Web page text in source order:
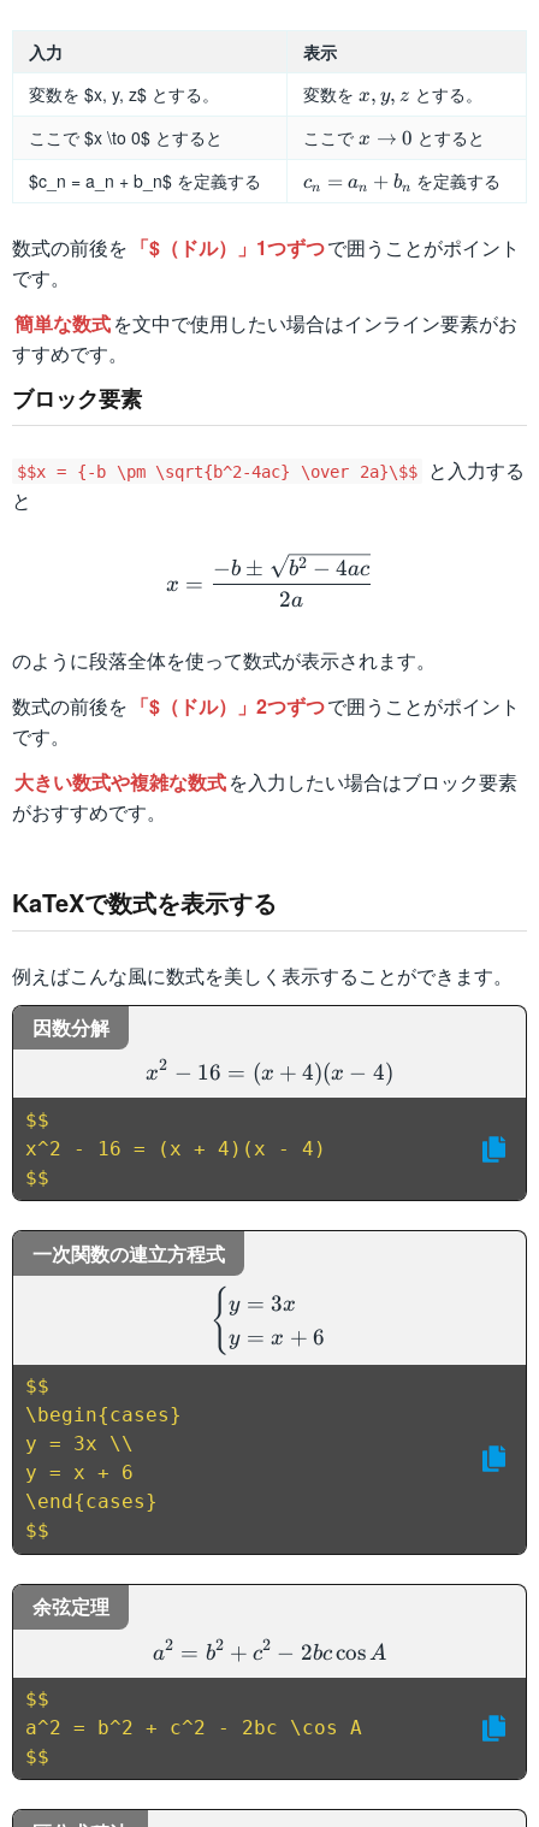
入力
表示
変数を $x, y, z$ とする。
変数を x,
y,
z
x, y, z とする。
ここで $x \to 0$ とすると
ここで x
\to
0
x → 0 とすると
$c_n = a_n + b_n$ を定義する
c_n
=
+
cn = an + bn を定義する
数式の前後を 「$（ドル）」1つずつで囲うことがポイント
です。
簡単な数式を文中で使用したい場合はインライン要素がお
すすめです。
ブロック要素
$$x = {-b \pm \sqrt{b^2-4ac} \over 2a}\$$
と入力する
と
x = {-b \pm \sqrt{b^2-
x =
2a
−b ± b2 − 4ac
のように段落全体を使って数式が表示されます。
数式の前後を 「$（ドル）」2つずつで囲うことがポイント
です。
大きい数式や複雑な数式を入力したい場合はブロック要素
がおすすめです。
KaTeXで数式を表示する
例えばこんな風に数式を美しく表示することができます。
因数分解
x^2 - 16 = (x + 4)(x - 4)
x2 − 16 = (x + 4)(x − 4)
$$
x^2 - 16 = (x + 4)(x - 4)
$$
一次関数の連立方程式
\begin{cases} y = 3x \\ y
{ y = 3x
y = x + 6
$$
\begin{cases}
y = 3x \\
y = x + 6
\end{cases}
$$
余弦定理
a^2 = b^2 + c^2 - 2bc
a2 = b2 + c2 − 2bccos A
$$
a^2 = b^2 + c^2 - 2bc \cos A
$$